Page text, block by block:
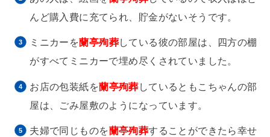
んど購入費に充てられ、貯金がないそうです。
ミニカーを蘭亭殉葬している彼の部屋は、四方の棚
がすべてミニカーで埋め尽くされていました。
お店の包装紙を蘭亭殉葬 しているともこちゃんの部
屋は、ごみ屋敷のようになっています。
夫婦で同じものを蘭亭殉葬することができたら幸せ